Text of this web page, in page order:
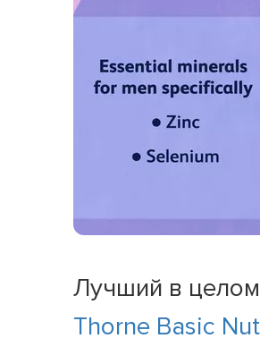
Лучший в целом
Thorne Basic